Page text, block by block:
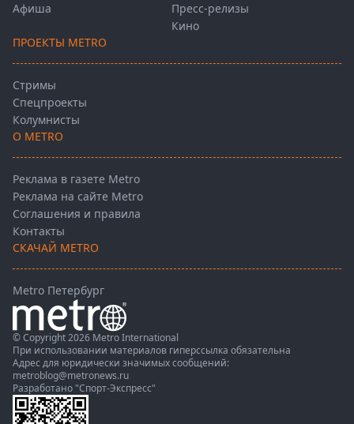
Афиша
Пресс-релизы
Кино
ПРОЕКТЫ METRO
Стримы
Спецпроекты
Колумнисты
О METRO
Реклама в газете Metro
Реклама на сайте Metro
Соглашения и правила
Контакты
СКАЧАЙ METRO
Metro Петербург
© Copyright 2026 Metro International
При использовании материалов гиперссылка обязательна
Адрес для юридически значимых сообщений:
metroblog@metronews.ru
Разработано "Спорт-Экспресс"